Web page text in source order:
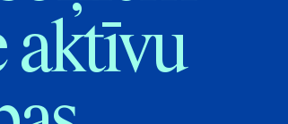
aktīvu